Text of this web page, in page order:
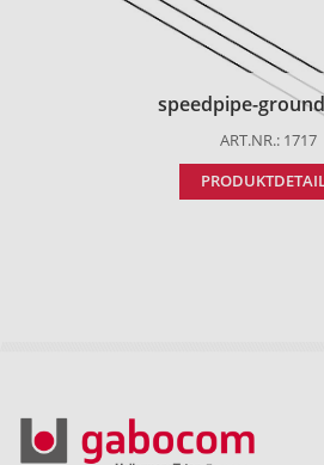
speedpipe-
ART.NR.: 1717